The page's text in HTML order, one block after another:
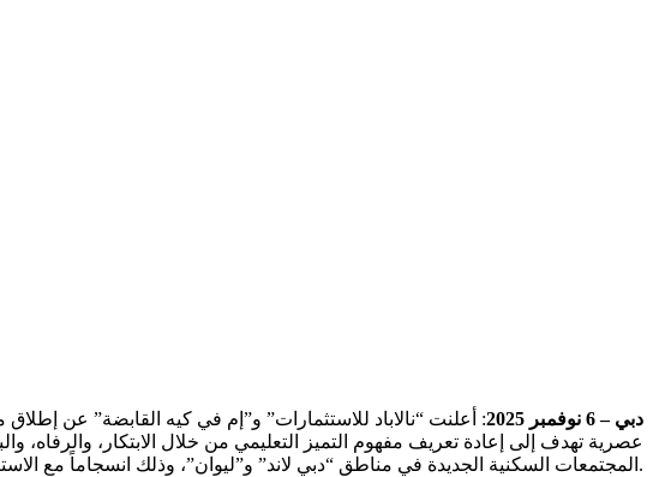
دبي – 6 نوفمبر 2025
: أعلنت “نالاباد للاستثمارات” و”إم في كيه القابضة” عن
عصرية تهدف إلى إعادة تعريف مفهوم التميز التعليمي من خلال الابتكار، والرفاه،
المجتمعات السكنية الجديدة في مناطق “دبي لاند” و”ليوان”، وذلك انسجاماً مع الاستراتيجيات الشاملة التي تتبناها “هيئة المعرفة والتنمية البشرية” لدعم مسارات التنمية الاجتماعية والاقتصادية في الإمارة.